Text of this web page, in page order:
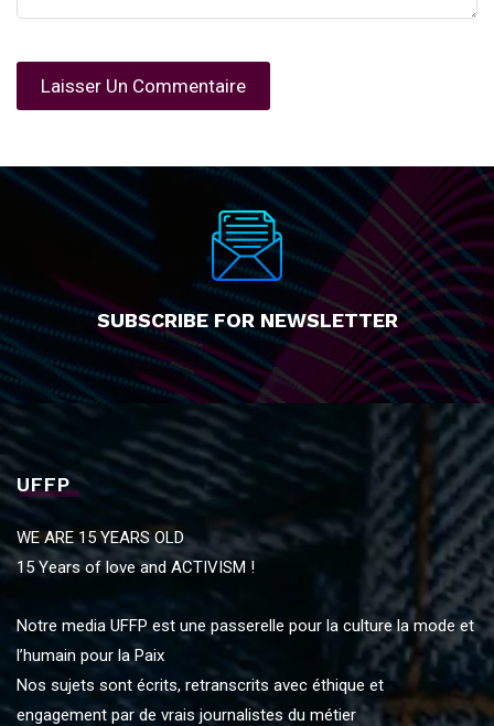
SUBSCRIBE FOR NEWSLETTER
UFFP
WE ARE 15 YEARS OLD
15 Years of love and ACTIVISM !
Notre media UFFP est une passerelle pour la culture la mode et
l’humain pour la Paix
Nos sujets sont écrits, retranscrits avec éthique et
engagement par de vrais journalistes du métier